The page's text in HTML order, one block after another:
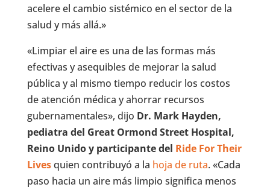
acelere el cambio sistémico en el sector de la
salud y más allá.»
«Limpiar el aire es una de las formas más
efectivas y asequibles de mejorar la salud
pública y al mismo tiempo reducir los costos
de atención médica y ahorrar recursos
gubernamentales», dijo Dr. Mark Hayden,
pediatra del Great Ormond Street Hospital,
Reino Unido y participante del Ride For Their
Livesquien contribuyó a la hoja de ruta. «Cada
paso hacia un aire más limpio significa menos